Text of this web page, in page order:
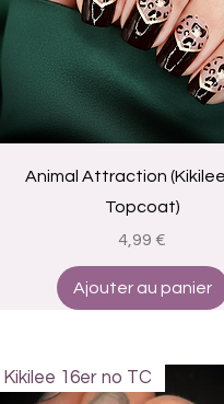
Aperçu rapide
Animal Attraction
Topcoat)
Prix
4,99 €
Ajouter au panier
Kikilee 16er no TC